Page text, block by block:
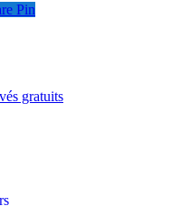
Pin
gratuits